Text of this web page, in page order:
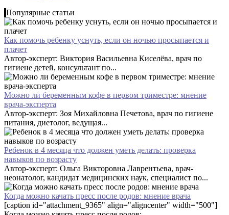
Популярные статьи
Как помочь ребенку уснуть, если он ночью просыпается и
плачет
Автор-эксперт: Виктория Васильевна Киселёва, врач по
гигиене детей, консультант по...
Можно ли беременным кофе в первом триместре: мнение
врача-эксперта
Автор-эксперт: Зоя Михайловна Печетова, врач по гигиене
питания, диетолог, ведущая...
Ребенок в 4 месяца что должен уметь делать: проверка
навыков по возрасту
Автор-эксперт: Ольга Викторовна Лаврентьева, врач-
неонатолог, кандидат медицинских наук, специалист по...
Когда можно качать пресс после родов: мнение врача
[caption id="attachment_9365" align="aligncenter" width="500"]